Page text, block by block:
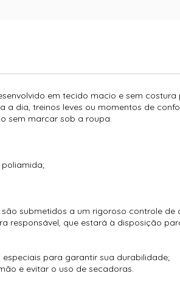
em tecido macio e sem
a dia, treinos leves ou momentos de
sem marcar sob a roupa.
submetidos a um rigoroso controle
responsável, que estará à disposição
para garantir sua durabilidade;
e evitar o uso de secadoras.